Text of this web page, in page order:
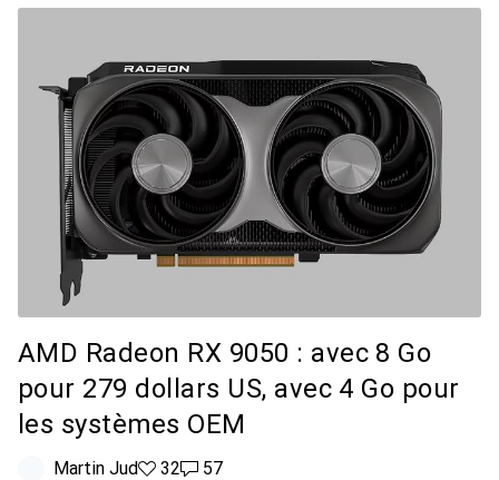
AMD Radeon RX 9050 : avec 8 Go
pour 279 dollars US, avec 4 Go pour
les systèmes OEM
Martin Jud32 likes
3257 commentaires
57